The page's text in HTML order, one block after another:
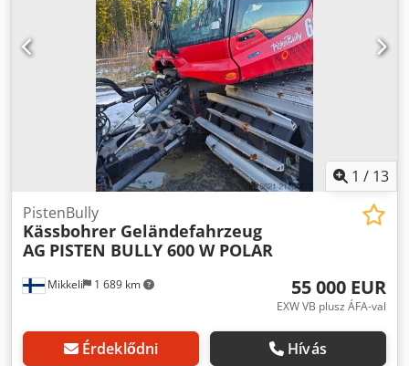
1 / 13
Mikkeli 1 689 km
PistenBully
Kässbohrer Geländefahrzeug
AG PISTEN BULLY 600 W POLAR
55 000 EUR
EXW VB plusz ÁFA-val
Érdeklődni Hívás